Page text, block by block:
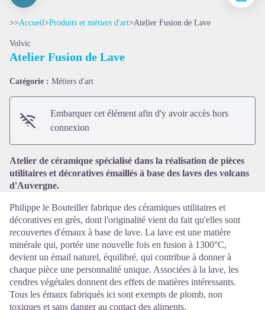
Voir l'image en plein écran
>>Accueil>Produits et métiers d'art>Atelier Fusion de Lave
Volvic
Atelier Fusion de Lave
Catégorie : Métiers d'art
Embarquer cet élément afin d'y avoir accès hors
connexion
Atelier de céramique spécialisé dans la réalisation de pièces
utilitaires et décoratives émaillés à base des laves des volcans
d'Auvergne.
Philippe le Bouteiller fabrique des céramiques utilitaires et
décoratives en grès, dont l'originalité vient du fait qu'elles sont
recouvertes d'émaux à base de lave. La lave est une matière
minérale qui, portée une nouvelle fois en fusion à 1300°C,
devient un émail naturel, équilibré, qui contribue à donner à
chaque pièce une personnalité unique. Associées à la lave, les
cendres végétales donnent des effets de matières intéressants.
Tous les émaux fabriqués ici sont exempts de plomb, non
toxiques et sans danger au contact des aliments.